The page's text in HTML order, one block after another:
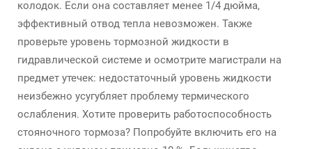
колодок. Если она составляет менее 1/4 дюйма,
эффективный отвод тепла невозможен. Также
проверьте уровень тормозной жидкости в
гидравлической системе и осмотрите магистрали на
предмет утечек: недостаточный уровень жидкости
неизбежно усугубляет проблему термического
ослабления. Хотите проверить работоспособность
стояночного тормоза? Попробуйте включить его на